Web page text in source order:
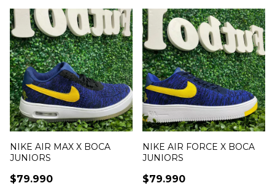
NIKE AIR MAX X BOCA
JUNIORS
$79.990
NIKE AIR FORCE X BOCA
JUNIORS
$79.990